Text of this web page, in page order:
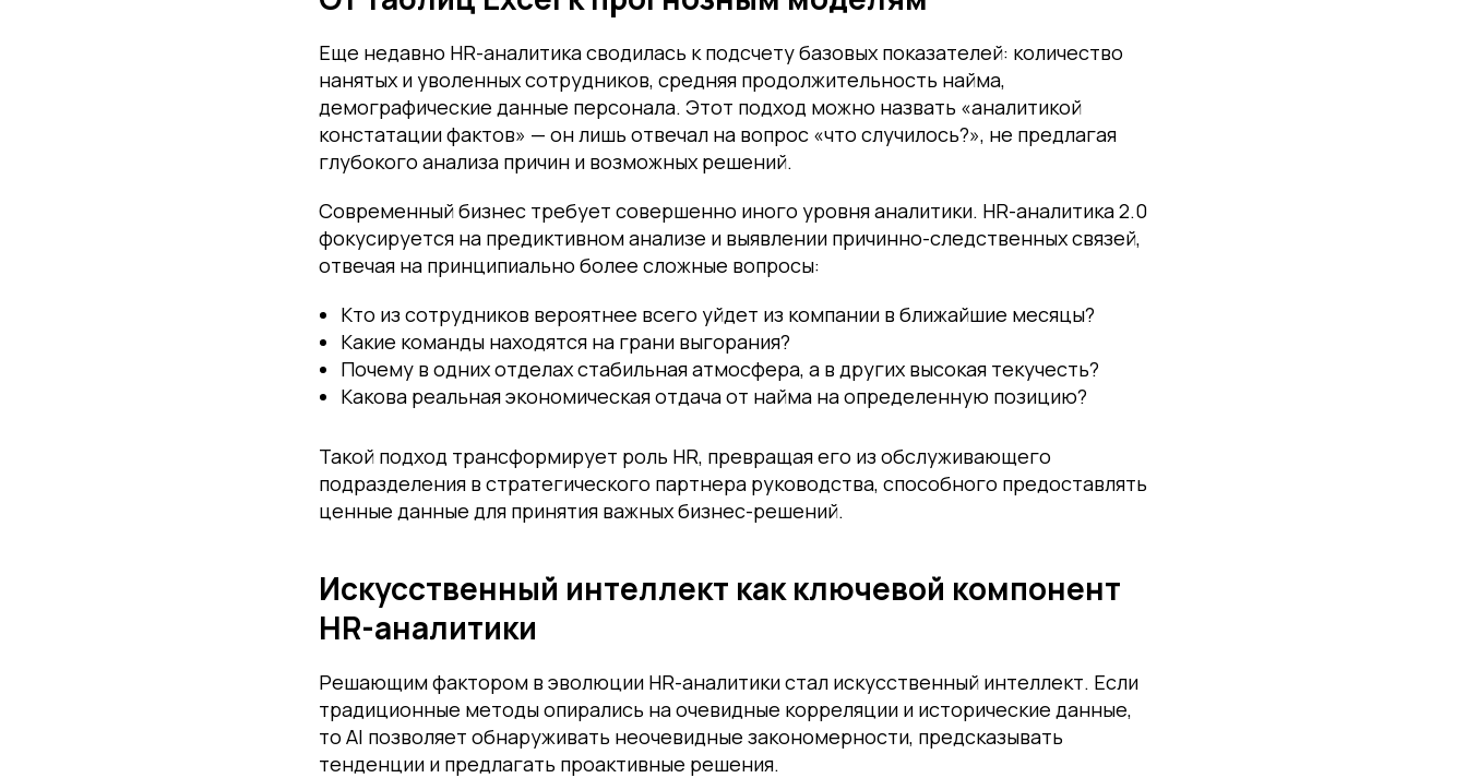
Еще недавно HR-аналитика сводилась к подсчету базовых показателей: количество
нанятых и уволенных сотрудников, средняя продолжительность найма,
демографические данные персонала. Этот подход можно назвать «аналитикой
констатации фактов» — он лишь отвечал на вопрос «что случилось?», не предлагая
глубокого анализа причин и возможных решений.
Современный бизнес требует совершенно иного уровня аналитики. HR-аналитика 2.0
фокусируется на предиктивном анализе и выявлении причинно-следственных связей,
отвечая на принципиально более сложные вопросы:
Кто из сотрудников вероятнее всего уйдет из компании в ближайшие месяцы?
Какие команды находятся на грани выгорания?
Почему в одних отделах стабильная атмосфера, а в других высокая текучесть?
Какова реальная экономическая отдача от найма на определенную позицию?
Такой подход трансформирует роль HR, превращая его из обслуживающего
подразделения в стратегического партнера руководства, способного предоставлять
ценные данные для принятия важных бизнес-решений.
Искусственный интеллект как ключевой компонент
HR-аналитики
Решающим фактором в эволюции HR-аналитики стал искусственный интеллект. Если
традиционные методы опирались на очевидные корреляции и исторические данные,
то AI позволяет обнаруживать неочевидные закономерности, предсказывать
тенденции и предлагать проактивные решения.